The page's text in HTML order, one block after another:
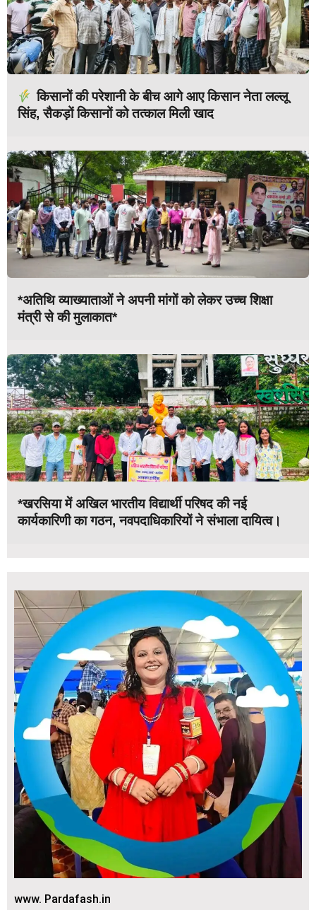
किसानों की परेशानी के बीच आगे आए किसान नेता लल्लू
सिंह, सैकड़ों किसानों को तत्काल मिली खाद
*अतिथि व्याख्याताओं ने अपनी मांगों को लेकर उच्च शिक्षा
मंत्री से की मुलाकात*
*खरसिया में अखिल भारतीय विद्यार्थी परिषद की नई
कार्यकारिणी का गठन, नवपदाधिकारियों ने संभाला दायित्व।
www. Pardafash.in